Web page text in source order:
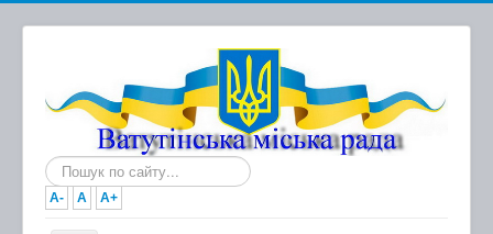
Пошук...
A- A A+